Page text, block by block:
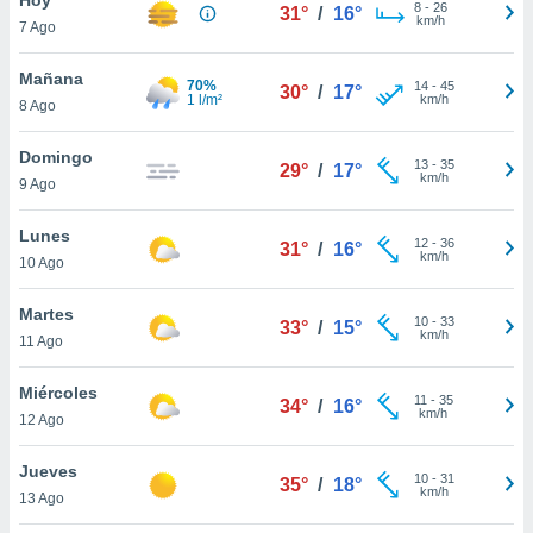
en
más
nuestra
de
cookies
aceptar
7 Ago
31° / 16° 8- 26
km/h
Mañana
8 Ago
70%
1 l/m²
30° / 17° 14- 45
km/h
Domingo
9 Ago
29° / 17° 13- 35
km/h
Lunes
10 Ago
31° / 16° 12- 36
km/h
Martes
11 Ago
33° / 15° 10- 33
km/h
Miércoles
12 Ago
34° / 16° 11 - 35
km/h
Jueves
13 Ago
35° / 18° 10- 31
km/h